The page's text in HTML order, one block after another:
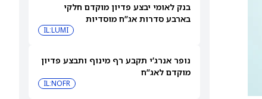
בנק לאומי יבצע פדיון מוקדם חלקי
בארבע סדרות אג”ח מוסדיות
IL:LUMI
נופר אנרג’י תקבע רף מינוף ותבצע פדיון
מוקדם לאג”ח
IL:NOFR